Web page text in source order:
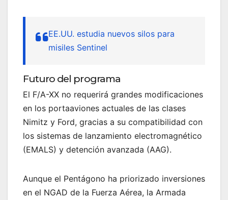
EE.UU. estudia nuevos silos para
misiles Sentinel
Futuro del programa
El F/A-XX no requerirá grandes modificaciones
en los portaaviones actuales de las clases
Nimitz y Ford, gracias a su compatibilidad con
los sistemas de lanzamiento electromagnético
(EMALS) y detención avanzada (AAG).
Aunque el Pentágono ha priorizado inversiones
en el NGAD de la Fuerza Aérea, la Armada